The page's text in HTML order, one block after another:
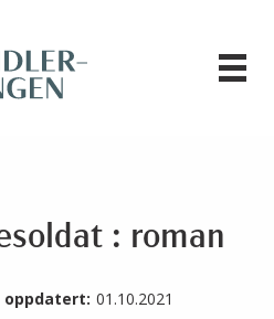
: roman
oppdatert: 01.10.2021